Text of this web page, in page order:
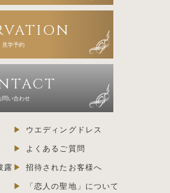
見学予約
問い合わせ
露
ウエディングドレス
よくあるご質問
招待されたお客様へ
「恋人の聖地」について